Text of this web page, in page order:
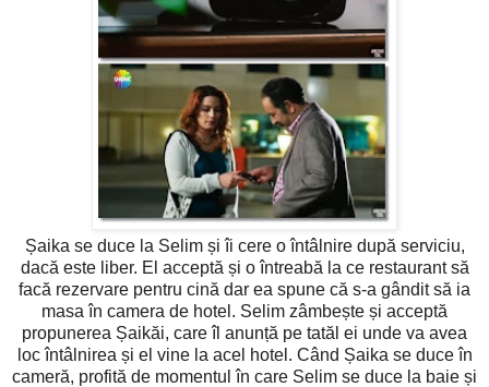
Șaika se duce la Selim și îi cere o întâlnire după serviciu,
dacă este liber. El acceptă și o întreabă la ce restaurant să
facă rezervare pentru cină dar ea spune că s-a gândit să ia
masa în camera de hotel. Selim zâmbește și acceptă
propunerea Șaikăi, care îl anunță pe tatăl ei unde va avea
loc întâlnirea și el vine la acel hotel. Când Șaika se duce în
cameră, profită de momentul în care Selim se duce la baie și